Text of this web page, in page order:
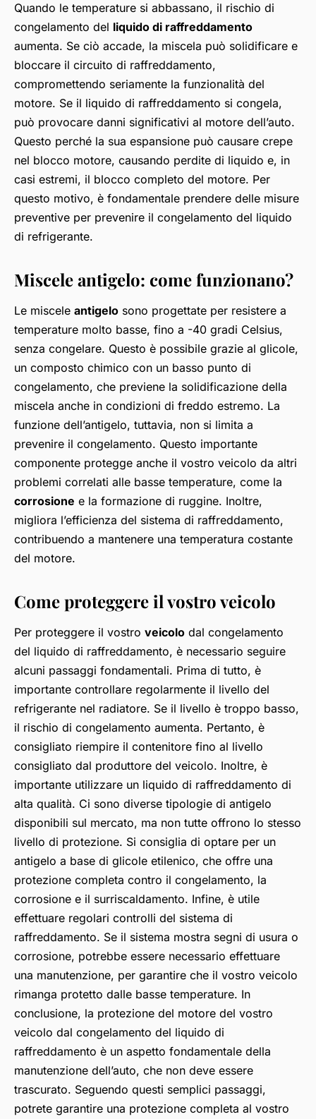
Quando le temperature si abbassano, il rischio di
congelamento del liquido di raffreddamento
aumenta. Se ciò accade, la miscela può solidificare e
bloccare il circuito di raffreddamento,
compromettendo seriamente la funzionalità del
motore. Se il liquido di raffreddamento si congela,
può provocare danni significativi al motore dell’auto.
Questo perché la sua espansione può causare crepe
nel blocco motore, causando perdite di liquido e, in
casi estremi, il blocco completo del motore. Per
questo motivo, è fondamentale prendere delle misure
preventive per prevenire il congelamento del liquido
di refrigerante.
Miscele antigelo: come funzionano?
Le miscele antigelo sono progettate per resistere a
temperature molto basse, fino a -40 gradi Celsius,
senza congelare. Questo è possibile grazie al glicole,
un composto chimico con un basso punto di
congelamento, che previene la solidificazione della
miscela anche in condizioni di freddo estremo. La
funzione dell’antigelo, tuttavia, non si limita a
prevenire il congelamento. Questo importante
componente protegge anche il vostro veicolo da altri
problemi correlati alle basse temperature, come la
corrosione e la formazione di ruggine. Inoltre,
migliora l’efficienza del sistema di raffreddamento,
contribuendo a mantenere una temperatura costante
del motore.
Come proteggere il vostro veicolo
Per proteggere il vostro veicolo dal congelamento
del liquido di raffreddamento, è necessario seguire
alcuni passaggi fondamentali. Prima di tutto, è
importante controllare regolarmente il livello del
refrigerante nel radiatore. Se il livello è troppo basso,
il rischio di congelamento aumenta. Pertanto, è
consigliato riempire il contenitore fino al livello
consigliato dal produttore del veicolo. Inoltre, è
importante utilizzare un liquido di raffreddamento di
alta qualità. Ci sono diverse tipologie di antigelo
disponibili sul mercato, ma non tutte offrono lo stesso
livello di protezione. Si consiglia di optare per un
antigelo a base di glicole etilenico, che offre una
protezione completa contro il congelamento, la
corrosione e il surriscaldamento. Infine, è utile
effettuare regolari controlli del sistema di
raffreddamento. Se il sistema mostra segni di usura o
corrosione, potrebbe essere necessario effettuare
una manutenzione, per garantire che il vostro veicolo
rimanga protetto dalle basse temperature. In
conclusione, la protezione del motore del vostro
veicolo dal congelamento del liquido di
raffreddamento è un aspetto fondamentale della
manutenzione dell’auto, che non deve essere
trascurato. Seguendo questi semplici passaggi,
potrete garantire una protezione completa al vostro